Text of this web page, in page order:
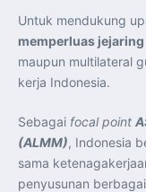
Untuk mendukung
memperluas
maupun multilateral
kerja Indonesia.
Sebagai focal point
(ALMM), Indonesia
sama
penyusunan